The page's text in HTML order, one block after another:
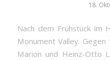
18.
Nach dem Frühstück im
Monument Valley.
Marion und Heinz-Otto